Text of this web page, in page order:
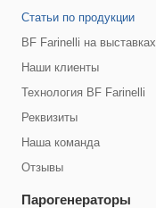
Статьи по продукции
BF Farinelli на выставках
Наши клиенты
Технология BF Farinelli
Реквизиты
Наша команда
Отзывы
Парогенераторы